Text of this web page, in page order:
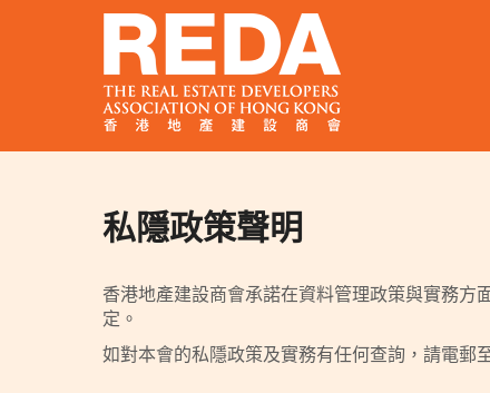
私隱政策聲明
香港地產建設商會承諾在資料管理政策與實務方
定。
如對本會的私隱政策及實務有任何查詢，請電郵